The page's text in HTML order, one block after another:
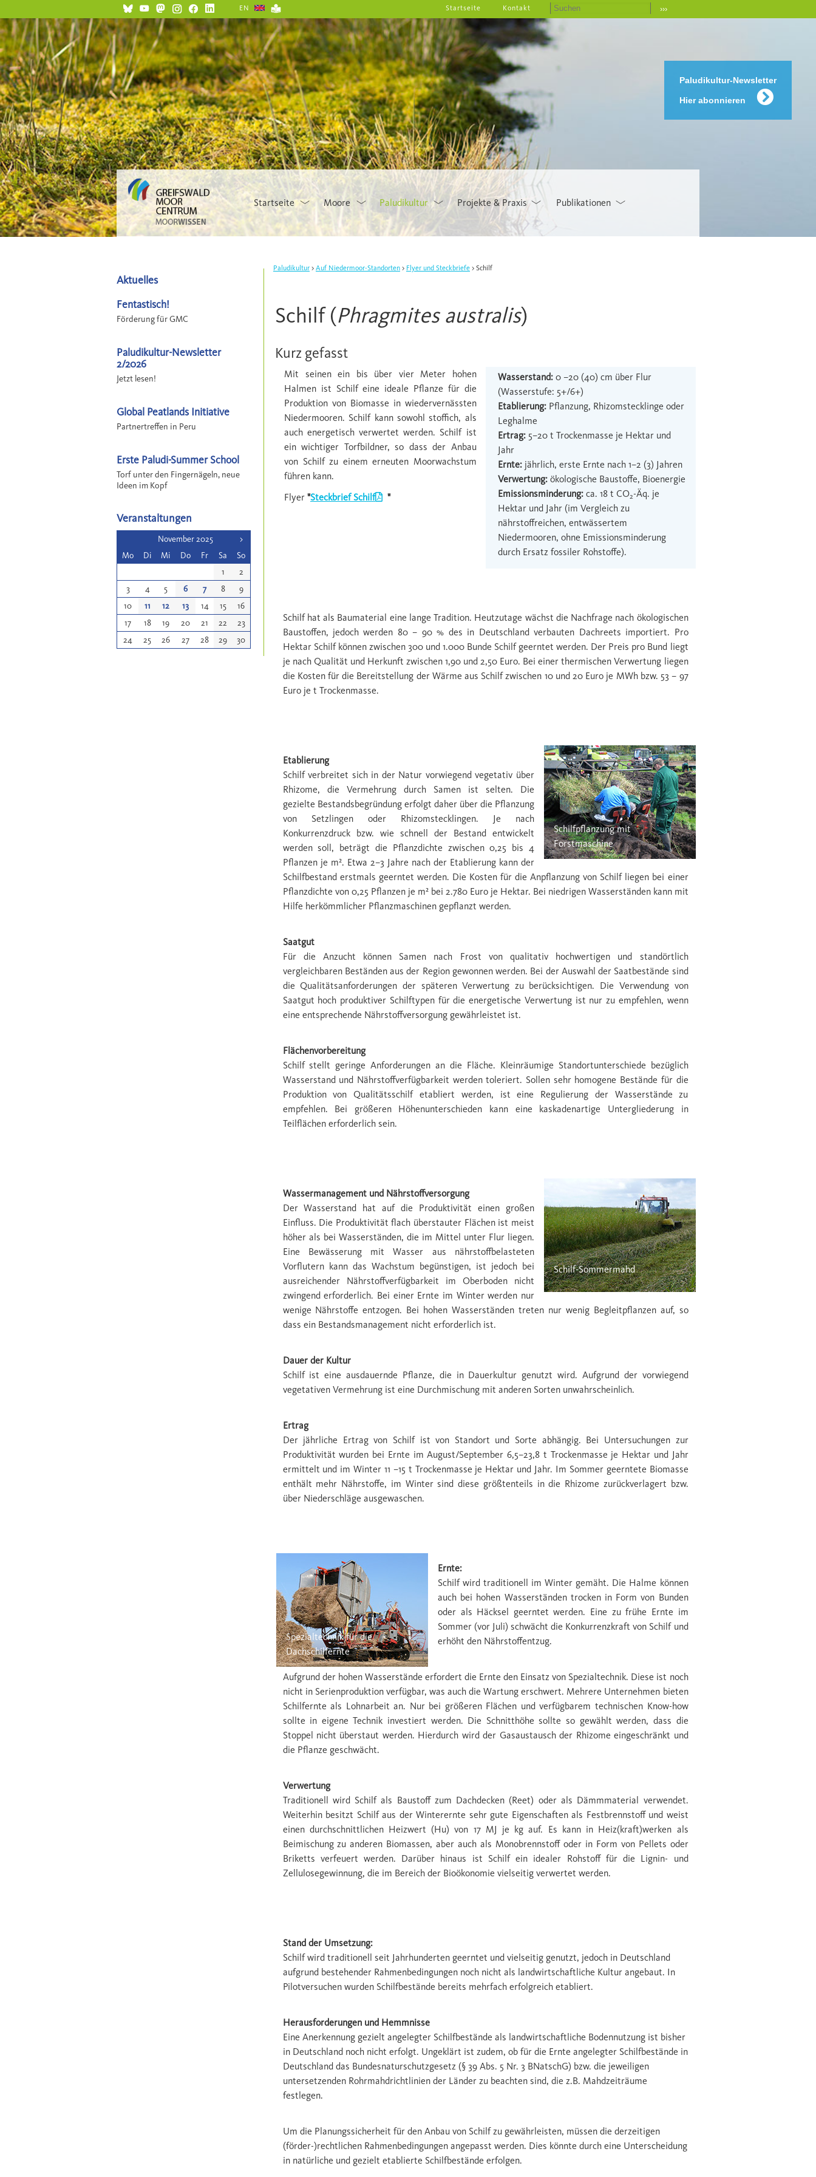
Paludikultur-Newsletter
Hier abonnieren
EN ›››
Startseite Kontakt
Startseite Moore Paludikultur Projekte & Praxis Publikationen
Paludikultur Auf Niedermoor-Standorten Flyer und Steckbriefe Schilf
Schilf (Phragmites australis)
Kurz gefasst
Mit seinen ein bis über vier Meter hohen
Halmen ist Schilf eine ideale Pﬂanze für die
Produktion von Biomasse in wiedervernässten
Niedermooren. Schilf kann sowohl stoffich, als
auch energetisch verwertet werden. Schilf ist
ein wichtiger Torfbildner, so dass der Anbau
von Schilf zu einem erneuten Moorwachstum
führen kann.
Flyer "Steckbrief Schilf "
Wasserstand: 0 –20 (40) cm über Flur
(Wasserstufe: 5+/6+)
Etablierung: Pﬂanzung, Rhizomstecklinge oder
Leghalme
Ertrag:5–20 t Trockenmasse je Hektar und
Jahr
Ernte: jährlich, erste Ernte nach 1–2 (3) Jahren
Verwertung: ökologische Baustoffe, Bioenergie
Emissionsminderung: ca. 18 t CO2-Äq. je
Hektar und Jahr (im Vergleich zu
nährstoffreichen, entwässertem
Niedermooren, ohne Emissionsminderung
durch Ersatz fossiler Rohstoffe).
Schilf hat als Baumaterial eine lange Tradition. Heutzutage wächst die Nachfrage nach ökologischen
Baustoffen, jedoch werden 80 – 90 % des in Deutschland verbauten Dachreets importiert. Pro
Hektar Schilf können zwischen 300 und 1.000 Bunde Schilf geerntet werden. Der Preis pro Bund liegt
je nach Qualität und Herkunft zwischen 1,90 und 2,50 Euro. Bei einer thermischen Verwertung liegen
die Kosten für die Bereitstellung der Wärme aus Schilf zwischen 10 und 20 Euro je MWh bzw. 53 – 97
Euro je t Trockenmasse.
Schilfpflanzung mit
Forstmaschine
Etablierung
Schilf verbreitet sich in der Natur vorwiegend vegetativ über
Rhizome, die Vermehrung durch Samen ist selten. Die
gezielte Bestandsbegründung erfolgt daher über die Pﬂanzung
von Setzlingen oder Rhizomstecklingen. Je nach
Konkurrenzdruck bzw. wie schnell der Bestand entwickelt
werden soll, beträgt die Pﬂanzdichte zwischen 0,25 bis 4
Pﬂanzen je m². Etwa 2–3 Jahre nach der Etablierung kann der
Schilfbestand erstmals geerntet werden. Die Kosten für die Anpﬂanzung von Schilf liegen bei einer
Pﬂanzdichte von 0,25 Pﬂanzen je m² bei 2.780 Euro je Hektar. Bei niedrigen Wasserständen kann mit
Hilfe herkömmlicher Pﬂanzmaschinen gepﬂanzt werden.
Saatgut
Für die Anzucht können Samen nach Frost von qualitativ hochwertigen und standörtlich
vergleichbaren Beständen aus der Region gewonnen werden. Bei der Auswahl der Saatbestände sind
die Qualitätsanforderungen der späteren Verwertung zu berücksichtigen. Die Verwendung von
Saatgut hoch produktiver Schilftypen für die energetische Verwertung ist nur zu empfehlen, wenn
eine entsprechende Nährstoffversorgung gewährleistet ist.
Flächenvorbereitung
Schilf stellt geringe Anforderungen an die Fläche. Kleinräumige Standortunterschiede bezüglich
Wasserstand und Nährstoffverfügbarkeit werden toleriert. Sollen sehr homogene Bestände für die
Produktion von Qualitätsschilf etabliert werden, ist eine Regulierung der Wasserstände zu
empfehlen. Bei größeren Höhenunterschieden kann eine kaskadenartige Untergliederung in
Teilﬂächen erforderlich sein.
Schilf-Sommermahd
Wassermanagement und Nährstoffversorgung
Der Wasserstand hat auf die Produktivität einen großen
Einﬂuss. Die Produktivität ﬂach überstauter Flächen ist meist
höher als bei Wasserständen, die im Mittel unter Flur liegen.
Eine Bewässerung mit Wasser aus nährstoffbelasteten
Vorﬂutern kann das Wachstum begünstigen, ist jedoch bei
ausreichender Nährstoffverfügbarkeit im Oberboden nicht
zwingend erforderlich. Bei einer Ernte im Winter werden nur
wenige Nährstoffe entzogen. Bei hohen Wasserständen treten nur wenig Begleitpﬂanzen auf, so
dass ein Bestandsmanagement nicht erforderlich ist.
Dauer der Kultur
Schilf ist eine ausdauernde Pﬂanze, die in Dauerkultur genutzt wird. Aufgrund der vorwiegend
vegetativen Vermehrung ist eine Durchmischung mit anderen Sorten unwahrscheinlich.
Ertrag
Der jährliche Ertrag von Schilf ist von Standort und Sorte abhängig. Bei Untersuchungen zur
Produktivität wurden bei Ernte im August/September 6,5–23,8 t Trockenmasse je Hektar und Jahr
ermittelt und im Winter 11 –15 t Trockenmasse je Hektar und Jahr. Im Sommer geerntete Biomasse
enthält mehr Nährstoffe, im Winter sind diese größtenteils in die Rhizome zurückverlagert bzw.
über Niederschläge ausgewaschen.
Spezialtechnik für die
Dachschilfernte
Ernte:
Schilf wird traditionell im Winter gemäht. Die Halme können
auch bei hohen Wasserständen trocken in Form von Bunden
oder als Häcksel geerntet werden. Eine zu frühe Ernte im
Sommer (vor Juli) schwächt die Konkurrenzkraft von Schilf und
erhöht den Nährstoffentzug.
Aufgrund der hohen Wasserstände erfordert die Ernte den Einsatz von Spezialtechnik. Diese ist noch
nicht in Serienproduktion verfügbar, was auch die Wartung erschwert. Mehrere Unternehmen bieten
Schilfernte als Lohnarbeit an. Nur bei größeren Flächen und verfügbarem technischen Know-how
sollte in eigene Technik investiert werden. Die Schnitthöhe sollte so gewählt werden, dass die
Stoppel nicht überstaut werden. Hierdurch wird der Gasaustausch der Rhizome eingeschränkt und
die Pﬂanze geschwächt.
Verwertung
Traditionell wird Schilf als Baustoff zum Dachdecken (Reet) oder als Dämmmaterial verwendet.
Weiterhin besitzt Schilf aus der Winterernte sehr gute Eigenschaften als Festbrennstoff und weist
einen durchschnittlichen Heizwert (Hu) von 17 MJ je kg auf. Es kann in Heiz(kraft)werken als
Beimischung zu anderen Biomassen, aber auch als Monobrennstoff oder in Form von Pellets oder
Briketts verfeuert werden. Darüber hinaus ist Schilf ein idealer Rohstoff für die Lignin- und
Zellulosegewinnung, die im Bereich der Bioökonomie vielseitig verwertet werden.
Stand der Umsetzung:
Schilf wird traditionell seit Jahrhunderten geerntet und vielseitig genutzt, jedoch in Deutschland
aufgrund bestehender Rahmenbedingungen noch nicht als landwirtschaftliche Kultur angebaut. In
Pilotversuchen wurden Schilfbestände bereits mehrfach erfolgreich etabliert.
Herausforderungen und Hemmnisse
Eine Anerkennung gezielt angelegter Schilfbestände als landwirtschaftliche Bodennutzung ist bisher
in Deutschland noch nicht erfolgt. Ungeklärt ist zudem, ob für die Ernte angelegter Schilfbestände in
Deutschland das Bundesnaturschutzgesetz (§ 39 Abs. 5 Nr. 3 BNatschG) bzw. die jeweiligen
untersetzenden Rohrmahdrichtlinien der Länder zu beachten sind, die z.B. Mahdzeiträume
festlegen.
Um die Planungssicherheit für den Anbau von Schilf zu gewährleisten, müssen die derzeitigen
(förder-)rechtlichen Rahmenbedingungen angepasst werden. Dies könnte durch eine Unterscheidung
in natürliche und gezielt etablierte Schilfbestände erfolgen.
Aktuelles
Fentastisch!
Förderung für GMC
Paludikultur-Newsletter
2/2026
Jetzt lesen!
Global Peatlands Initiative
Partnertreffen in Peru
Erste Paludi-Summer School
Torf unter den Fingernägeln, neue
Ideen im Kopf
Veranstaltungen
November 2025
>
Mo
Di Mi Do Fr Sa
So
1
2
3
4 5 6 7 8
9
10
11 12 13 14 15
16
17
18 19 20 21 22
23
24
25 26 27 28 29 30